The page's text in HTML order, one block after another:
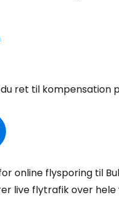
ret til kompensation
online flysporing til
live flytrafik over hele
Fortsæt med